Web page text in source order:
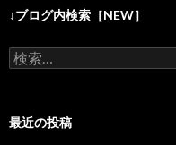
↓ブログ内検索［NEW］
検
索
最近の投稿